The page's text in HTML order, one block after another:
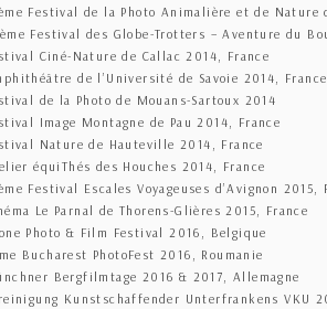
Festival de la Photo Animalière et de Nature
Festival des Globe-Trotters – Aventure du
Ciné-Nature de Callac 2014, France
de l’Université de Savoie 2014, France
de la Photo de Mouans-Sartoux 2014
Image Montagne de Pau 2014, France
Nature de Hauteville 2014, France
équiThés des Houches 2014, France
Festival Escales Voyageuses d’Avignon 2015,
Le Parnal de Thorens-Glières 2015, France
Photo & Film Festival 2016, Belgique
Bucharest PhotoFest 2016, Roumanie
Bergfilmtage 2016 & 2017, Allemagne
Kunstschaffender Unterfrankens VKU